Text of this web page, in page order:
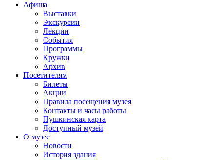
Афиша
Выставки
Экскурсии
Лекции
События
Программы
Кружки
Архив
Посетителям
Билеты
Акции
Правила посещения музея
Контакты и часы работы
Пушкинская карта
Доступный музей
О музее
Новости
История здания